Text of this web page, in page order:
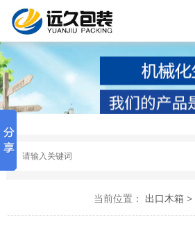
当前位置： 出口木箱 >